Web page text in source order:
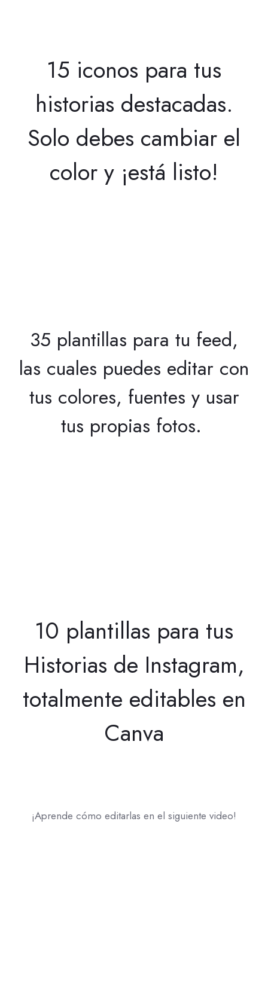
15 iconos para tus
historias destacadas.
Solo debes cambiar el
color y ¡está listo!
35 plantillas para tu feed,
las cuales puedes editar con
tus colores, fuentes y usar
tus propias fotos.
10 plantillas para tus
Historias de Instagram,
totalmente editables en
Canva
¡Aprende cómo editarlas en el siguiente video!